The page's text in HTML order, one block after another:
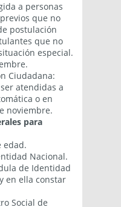
a personas
que no
postulación
que no
especial.
Ciudadana:
atendidas a
o en
noviembre.
para
edad.
Nacional.
de Identidad
en ella constar
Social de